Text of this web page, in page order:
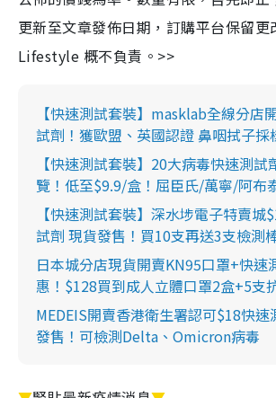
更新至文章發佈日期，訂購平台保留更
Lifestyle 概不負責。>>
【快速測試套裝】masklab全線分店
試劑！獲歐盟、英國認證 鼻咽拭子採
【快速測試套裝】20大病毒快速測試
覽！低至$9.9/盒！屈臣氏/萬寧/阿布
【快速測試套裝】深水埗電子特賣城
試劑 現貨發售！買10支再送3支檢測
日本城分店現貨開賣KN95口罩+快速
惠！$128買到成人立體口罩2盒+5支
MEDEIS開賣香港衛生署認可$18快速
發售！可檢測Delta、Omicron病毒